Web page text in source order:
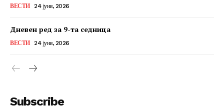
ВЕСТИ 24 јуни, 2026
Дневен ред за 9-та седница
ВЕСТИ 24 јуни, 2026
Subscribe